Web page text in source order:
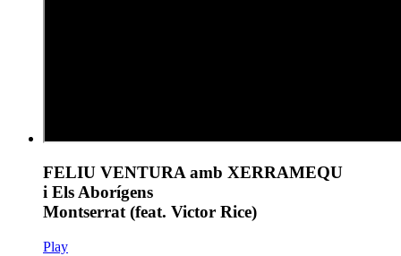
FELIU VENTURA amb XERRAMEQU
i Els Aborígens
Montserrat (feat. Victor Rice)
Play